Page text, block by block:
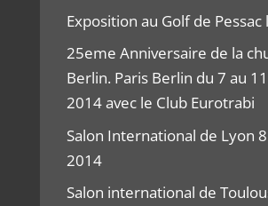
Exposition au Golf de
25eme Anniversaire de la
Berlin. Paris Berlin du 7 au
2014 avec le Club Eurotrabi
Salon International de Lyon
2014
Salon international de